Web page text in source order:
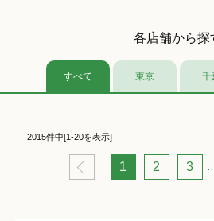
各店舗から探
すべて 東京 千
2015件中[1-20を表示]
1 2 3